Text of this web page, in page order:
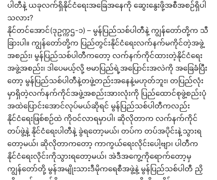
ပါတီနဲ့ ယခုလက်ရှိနိုင်ငံရေးအခြေအနေကို ဆွေးနွေးဖို့အစီအစဉ်ရှိပါ
သလား?
နိုင်တင်အောင်(ဒုဥက္ကဌ-၁) – မွန်ပြည်သစ်ပါတီနဲ့ ကျွန်တော်တို့က သီ
ခြားပါ။ ကျွန်တော်တို့က ပြည်တွင်းနိုင်ငံရေးလက်နက်မကိုင်တဲ့အဖွဲ့
အစည်း၊ မွန်ပြည်သစ်ပါတီကတော့ လက်နက်ကိုင်ထားတဲ့နိုင်ငံရေး
အဖွဲ့အစည်း၊ ဒါပေမယ့်လို့ ဗမာပြည်ရဲ့အပြောင်းအလဲကို အခြေခံပြီး
တော့ မွန်ပြည်သစ်ပါတီနဲ့တဖွဲ့တည်းအနေနဲ့မဟုတ်ဘူး၊ တပြည်လုံး
မှာရှိတဲ့လက်နက်ကိုင်အဖွဲ့အစည်းအားလုံးကို ပြည်ထောင်စုဖွဲ့စည်းပုံ
အထဲပြောင်းအောင်လုပ်မယ်ဆိုရင် မွန်ပြည်သစ်ပါတီကလည်း
နိုင်ငံရေးဖြစ်စဉ်ထဲ ကိုဝင်လာရမှာပါ၊ ဆိုလိုတာက လက်နက်ကိုင်
တပ်ဖွဲ့နဲ့ နိုင်ငံရေးပါတီနဲ့ ခွဲရတော့မယ်၊ တပ်က တပ်အပိုင်းနဲ့သွားရ
တော့မယ်၊ ဆိုလိုတာကတော့ ကာကွယ်ရေးလိုင်းပေါ့ဗျာ၊ ပါတီက
နိုင်ငံရေးလိုင်းကိုသွားရတော့မယ်၊ အဲဒီအကွေ့ကိုရောက်တော့မှ
ကျွန်တော်တို့ မွန်အမျိုးသားဒီမိုကရေစီအဖွဲ့နဲ့ မွန်ပြည်သစ်ပါတီ ညှိ